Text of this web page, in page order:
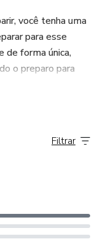
você tenha uma
para esse
de forma única,
o preparo para
Filtrar